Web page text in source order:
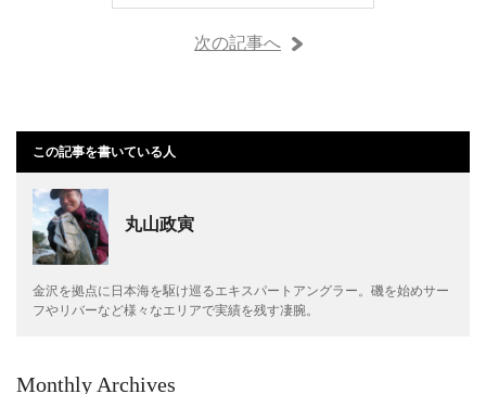
次の記事へ
この記事を書いている人
丸山政寅
金沢を拠点に日本海を駆け巡るエキスパートアングラー。磯を始めサー
フやリバーなど様々なエリアで実績を残す凄腕。
Monthly Archives